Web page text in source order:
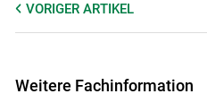
VORIGER ARTIKEL
Weitere Fachinformation